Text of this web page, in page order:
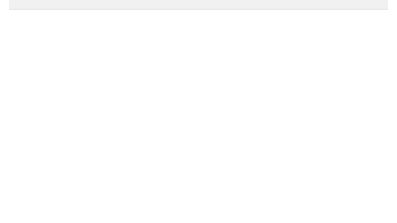
Compartilhe
Compartilhe
Compartilhe
Compartilhe